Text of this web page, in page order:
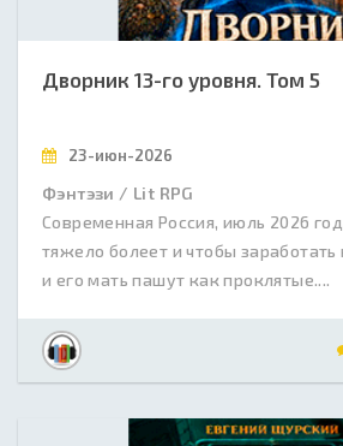
Дворник 13-го уровня. Том 5
23-июн-2026
Фэнтэзи / Lit RPG
Современная Россия, июль 2026
тяжело болеет и чтобы заработать
и его мать пашут как проклятые....